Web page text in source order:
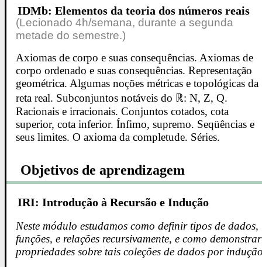
IDMb: Elementos da teoria dos números reais
(Lecionado 4h/semana, durante a segunda
metade do semestre.)
Axiomas de corpo e suas consequências. Axiomas de
corpo ordenado e suas consequências. Representação
geométrica. Algumas noções métricas e topológicas da
reta real. Subconjuntos notáveis do ℝ: N, Z, Q.
Racionais e irracionais. Conjuntos cotados, cota
superior, cota inferior. Ínfimo, supremo. Seqüências e
seus limites. O axioma da completude. Séries.
Objetivos de aprendizagem
IRI: Introdução à Recursão e Indução
Neste módulo estudamos como definir tipos de dados,
funções, e relações recursivamente, e como demonstrar
propriedades sobre tais coleções de dados por